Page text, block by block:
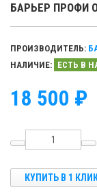
БАРЬЕР ПРОФИ
ПРОИЗВОДИТЕЛЬ:
НАЛИЧИЕ: ЕСТЬ В
18 500 ₽
КУПИТЬ В 1